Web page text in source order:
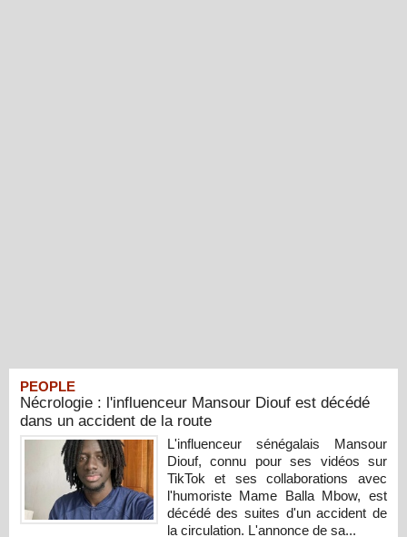
PEOPLE
Nécrologie : l'influenceur Mansour Diouf est décédé
dans un accident de la route
L'influenceur sénégalais Mansour
Diouf, connu pour ses vidéos sur
TikTok et ses collaborations avec
l'humoriste Mame Balla Mbow, est
décédé des suites d'un accident de
la circulation. L'annonce de sa...